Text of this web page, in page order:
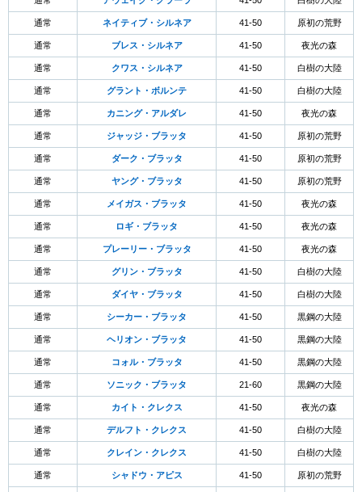
通常 ネイティブ・シルネア 41-50 原初の荒野
通常 ブレス・シルネア 41-50 夜光の森
通常 クワス・シルネア 41-50 白樹の大陸
通常 グラント・ボルンテ 41-50 白樹の大陸
通常 カニング・アルダレ 41-50 夜光の森
通常 ジャッジ・ブラッタ 41-50 原初の荒野
通常 ダーク・ブラッタ 41-50 原初の荒野
通常 ヤング・ブラッタ 41-50 原初の荒野
通常 メイガス・ブラッタ 41-50 夜光の森
通常 ロギ・ブラッタ 41-50 夜光の森
通常 プレーリー・ブラッタ 41-50 夜光の森
通常 グリン・ブラッタ 41-50 白樹の大陸
通常 ダイヤ・ブラッタ 41-50 白樹の大陸
通常 シーカー・ブラッタ 41-50 黒鋼の大陸
通常 ヘリオン・ブラッタ 41-50 黒鋼の大陸
通常 コォル・ブラッタ 41-50 黒鋼の大陸
通常 ソニック・ブラッタ 21-60 黒鋼の大陸
通常 カイト・クレクス 41-50 夜光の森
通常 デルフト・クレクス 41-50 白樹の大陸
通常 クレイン・クレクス 41-50 白樹の大陸
通常 シャドウ・アピス 41-50 原初の荒野